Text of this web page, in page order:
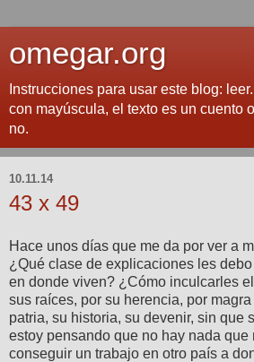
omegar.org
Instrucciones para usar este blog:
con mayúscula, el texto es un cuento
no.
10.11.14
43 x 49
Hace unos días que me da por ver a
¿Qué clase de explicaciones les
en donde viven? ¿Cómo inculcarles
sus raíces, por su herencia, por
patria, su historia, su devenir, sin que
estoy pensando que no hay nada que
conseguir un trabajo en otro país a